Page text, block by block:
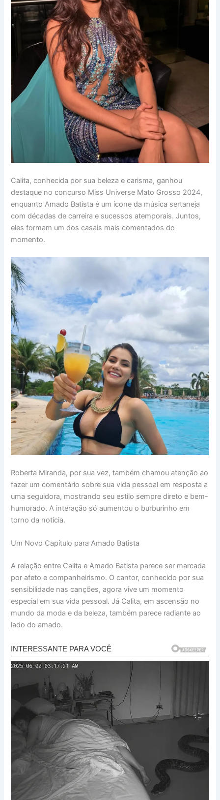
Calita, conhecida por sua beleza e carisma, ganhou
destaque no concurso Miss Universe Mato Grosso 2024,
enquanto Amado Batista é um ícone da música sertaneja
com décadas de carreira e sucessos atemporais. Juntos,
eles formam um dos casais mais comentados do
momento.
Roberta Miranda, por sua vez, também chamou atenção ao
fazer um comentário sobre sua vida pessoal em resposta a
uma seguidora, mostrando seu estilo sempre direto e bem-
humorado. A interação só aumentou o burburinho em
torno da notícia.
Um Novo Capítulo para Amado Batista
A relação entre Calita e Amado Batista parece ser marcada
por afeto e companheirismo. O cantor, conhecido por sua
sensibilidade nas canções, agora vive um momento
especial em sua vida pessoal. Já Calita, em ascensão no
mundo da moda e da beleza, também parece radiante ao
lado do amado.